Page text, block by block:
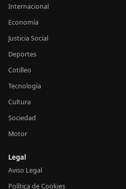
Internacional
Economía
Justicia Social
Deportes
Cotilleo
Tecnología
Cultura
Sociedad
Motor
Legal
Aviso Legal
Política de Cookies